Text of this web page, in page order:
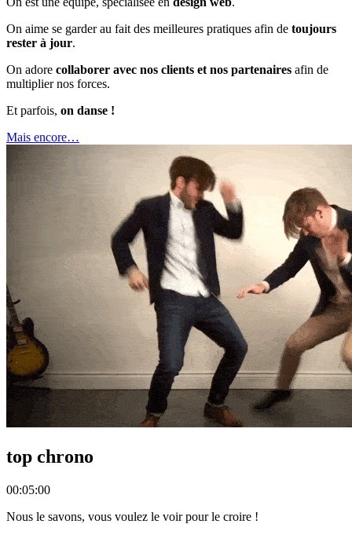
On aime se garder au fait des meilleures pratiques afin de toujours
rester à jour.
On adore collaborer avec nos clients et nos partenaires afin de
multiplier nos forces.
Et parfois, on danse !
Mais encore…
top chrono
00:05:00
Nous le savons, vous voulez le voir pour le croire !